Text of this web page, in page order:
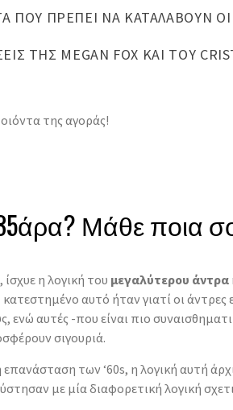
ΠΟΥ ΠΡΈΠΕΙ ΝΑ ΚΑΤΑΛΆΒΟΥΝ ΟΙ
ΤΗΣ MEGAN FOX ΚΑΙ ΤΟΥ
της αγοράς!
Μάθε ποια
ίσχυε η λογική του μεγαλύτερου άντρα
αυτό ήταν γιατί οι άντρες
ενώ αυτές -που είναι πιο
σιγουριά.
των ‘60s, η λογική αυτή
με μία διαφορετική λογική